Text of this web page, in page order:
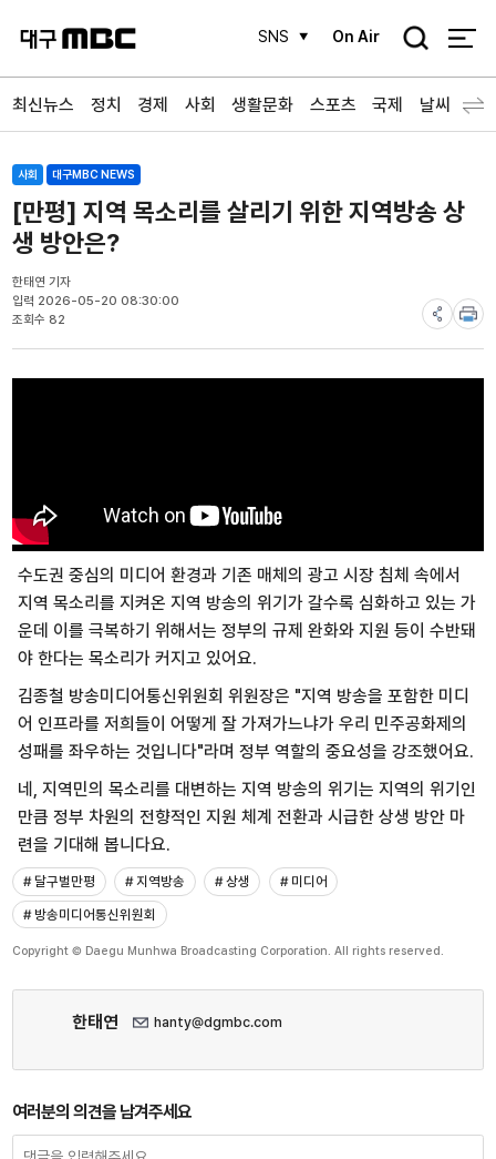
SNS On Air
검
최신뉴스 정치 경제 사회 생활문화 스포츠 국제 날씨
사회 대구MBC NEWS
[만평] 지역 목소리를 살리기 위한 지역방송 상
생 방안은?
한태연 기자
입력 2026-05-20 08:30:00
조회수 82
수도권 중심의 미디어 환경과 기존 매체의 광고 시장 침체 속에서
지역 목소리를 지켜온 지역 방송의 위기가 갈수록 심화하고 있는 가
운데 이를 극복하기 위해서는 정부의 규제 완화와 지원 등이 수반돼
야 한다는 목소리가 커지고 있어요.
김종철 방송미디어통신위원회 위원장은 "지역 방송을 포함한 미디
어 인프라를 저희들이 어떻게 잘 가져가느냐가 우리 민주공화제의
성패를 좌우하는 것입니다"라며 정부 역할의 중요성을 강조했어요.
네, 지역민의 목소리를 대변하는 지역 방송의 위기는 지역의 위기인
만큼 정부 차원의 전향적인 지원 체계 전환과 시급한 상생 방안 마
련을 기대해 봅니다요.
# 달구벌만평 # 지역방송 # 상생
# 미디어
# 방송미디어통신위원회
Copyright © Daegu Munhwa Broadcasting Corporation. All rights reserved.
한태연 hanty@dgmbc.com
여러분의 의견을 남겨주세요